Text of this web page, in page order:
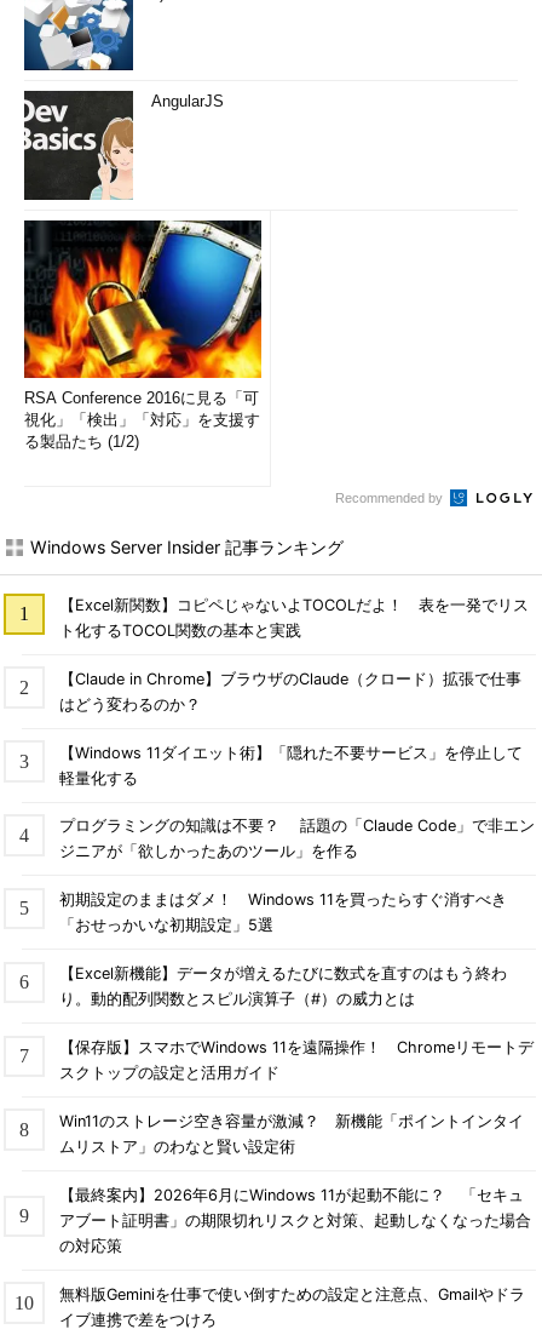
の状況などをリアルタイムで確認できる）
coinmap.org
■更新履歴
【2016/03/01】
ランザクションを管理するBitcoin
「 Tech Basics／Keyword
AngularJS
RSA Conference 2016に見る「可
視化」「検出」「対応」を支援す
る製品たち (1/2)
Recommended by
Windows Server Insider 記事ランキング
【Excel新関数】コピペじゃないよTOCOLだよ！ 表を一発でリス
ト化するTOCOL関数の基本と実践
【Claude in Chrome】ブラウザのClaude（クロード）拡張で仕事
はどう変わるのか？
【Windows 11ダイエット術】「隠れた不要サービス」を停止して
軽量化する
プログラミングの知識は不要？ 話題の「Claude Code」で非エン
ジニアが「欲しかったあのツール」を作る
初期設定のままはダメ！ Windows 11を買ったらすぐ消すべき
「おせっかいな初期設定」5選
【Excel新機能】データが増えるたびに数式を直すのはもう終わ
り。動的配列関数とスピル演算子（#）の威力とは
【保存版】スマホでWindows 11を遠隔操作！ Chromeリモートデ
スクトップの設定と活用ガイド
Win11のストレージ空き容量が激減？ 新機能「ポイントインタイ
ムリストア」のわなと賢い設定術
【最終案内】2026年6月にWindows 11が起動不能に？ 「セキュ
アブート証明書」の期限切れリスクと対策、起動しなくなった場合
の対応策
無料版Geminiを仕事で使い倒すための設定と注意点、Gmailやドラ
イブ連携で差をつけろ